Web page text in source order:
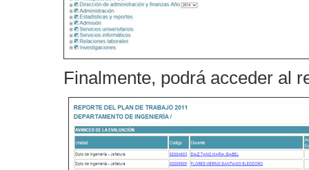
Finalmente, podrá acceder al